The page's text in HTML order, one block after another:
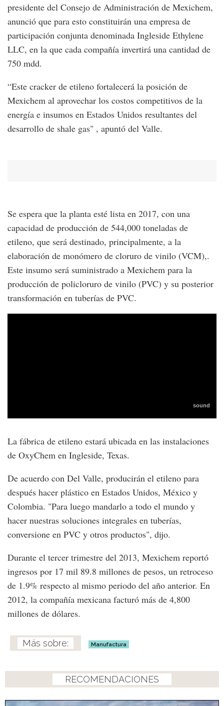
presidente del Consejo de Administración de Mexichem,
anunció que para esto constituirán una empresa de
participación conjunta denominada Ingleside Ethylene
LLC, en la que cada compañía invertirá una cantidad de
750 mdd.
“Este cracker de etileno fortalecerá la posición de
Mexichem al aprovechar los costos competitivos de la
energía e insumos en Estados Unidos resultantes del
desarrollo de shale gas" , apuntó del Valle.
Se espera que la planta esté lista en 2017, con una
capacidad de producción de 544,000 toneladas de
etileno, que será destinado, principalmente, a la
elaboración de monómero de cloruro de vinilo (VCM),.
Este insumo será suministrado a Mexichem para la
producción de policloruro de vinilo (PVC) y su posterior
transformación en tuberías de PVC.
La fábrica de etileno estará ubicada en las instalaciones
de OxyChem en Ingleside, Texas.
De acuerdo con Del Valle, producirán el etileno para
después hacer plástico en Estados Unidos, México y
Colombia. "Para luego mandarlo a todo el mundo y
hacer nuestras soluciones integrales en tuberías,
conversione en PVC y otros productos", dijo.
Durante el tercer trimestre del 2013, Mexichem reportó
ingresos por 17 mil 89.8 millones de pesos, un retroceso
de 1.9% respecto al mismo periodo del año anterior. En
2012, la compañía mexicana facturó más de 4,800
millones de dólares.
Manufactura
RECOMENDACIONES